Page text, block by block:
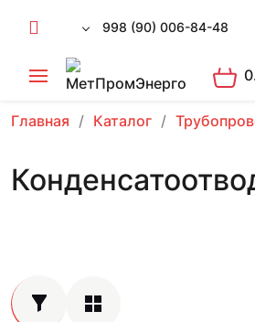
998 (90) 006-84-48
Главная Каталог